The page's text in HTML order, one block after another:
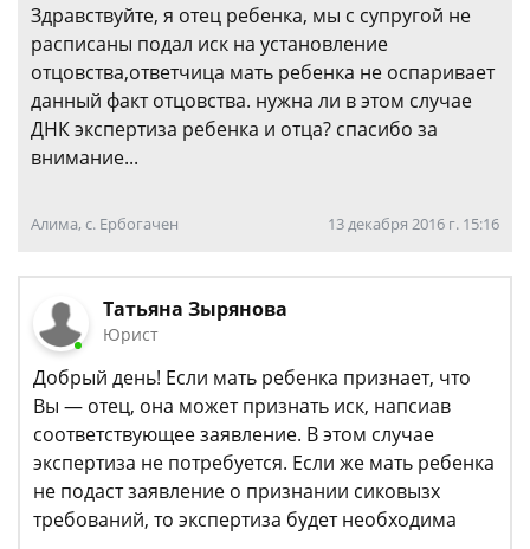
Здравствуйте, я отец ребенка, мы с супругой не
расписаны подал иск на установление
отцовства,ответчица мать ребенка не оспаривает
данный факт отцовства. нужна ли в этом случае
ДНК экспертиза ребенка и отца? спасибо за
внимание...
Алима, с. Ербогачен 13 декабря 2016 г. 15:16
Татьяна Зырянова
Юрист
Добрый день! Если мать ребенка признает, что
Вы — отец, она может признать иск, напсиав
соответствующее заявление. В этом случае
экспертиза не потребуется. Если же мать ребенка
не подаст заявление о признании сиковызх
требований, то экспертиза будет необходима